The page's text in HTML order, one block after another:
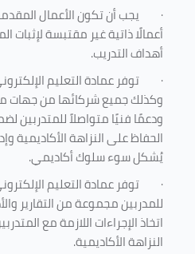
· يجب أن تكون الأعمال
أعمالًا ذاتية غير مقتبسة
أهداف التدريب.
· توفر عمادة التعليم
وكذلك جميع شركائها من جهات
ودعمًا فنيًا متواصلاً للمتدربين
الحفاظ على النزاهة الأكاديمية
يُشكل سوء سلوك أكاديمي.
· توفر عمادة التعليم
للمدربين مجموعة من التقارير
اتخاذ الإجراءات اللازمة مع
النزاهة الأكاديمية.